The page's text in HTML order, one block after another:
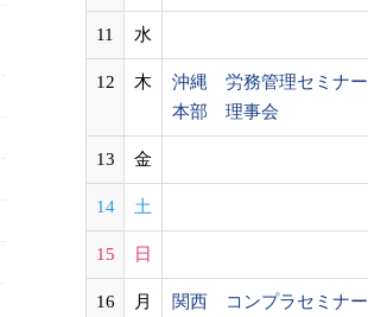
11 水
12 木
沖縄 労務管理セミナー
本部 理事会
13 金
14 土
15 日
16 月 関西 コンプラセミナー